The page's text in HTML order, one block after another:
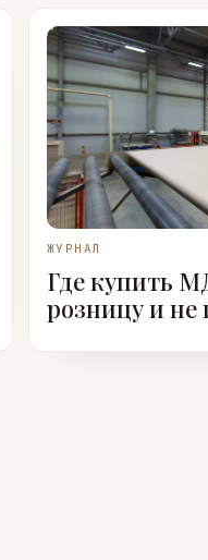
ЖУРНАЛ
Где купить
розницу и не